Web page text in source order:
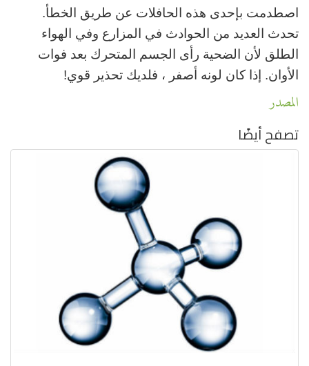
اصطدمت بإحدى هذه الحافلات عن طريق الخطأ.
تحدث العديد من الحوادث في المزارع وفي الهواء
الطلق لأن الضحية رأى الجسم المتحرك بعد فوات
الأوان. إذا كان لونه أصفر ، فلديك تحذير قوي!
المصدر
تصفح أيضًا